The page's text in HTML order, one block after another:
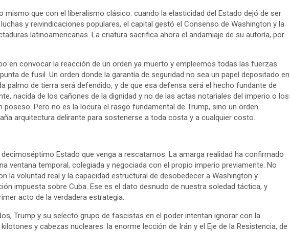
mismo que con el liberalismo clásico: cuando la elasticidad del Estado dejó de ser
y reivindicaciones populares, el capital gestó el Consenso de Washington y la
latinoamericanas. La criatura sacrifica ahora el andamiaje de su autoría, por
en convocar la reacción de un orden ya muerto y empleemos todas las fuerzas
de fusil. Un orden donde la garantía de seguridad no sea un papel depositado en
palmo de tierra será defendido, y de que esa defensa será el hecho fundante de
nacida de los cañones de la dignidad y no de las actas notariales del imperio o los
Pero no es la locura el rasgo fundamental de Trump, sino un orden
arquitectura delirante para sostenerse a toda costa y a cualquier costo.
Estado que venga a rescatarnos. La amarga realidad ha confirmado
ventana temporal, colegiada y negociada con el propio imperio previamente. No
la voluntad real y la capacidad estructural de desobedecer a Washington y
impuesta sobre Cuba. Ese es el dato desnudo de nuestra soledad táctica, y
acto de la verdadera estrategia.
Trump y su selecto grupo de fascistas en el poder intentan ignorar con la
y cabezas nucleares: la enorme lección de Irán y el Eje de la Resistencia, de